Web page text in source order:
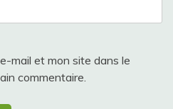
mail et mon site dans le
commentaire.